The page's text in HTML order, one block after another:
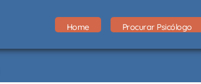
Home Procurar Psicólogo